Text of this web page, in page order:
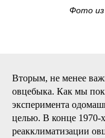
Фото
Вторым, не менее
овцебыка. Как мы
эксперимента
целью. В конце 1970-
реакклиматизации